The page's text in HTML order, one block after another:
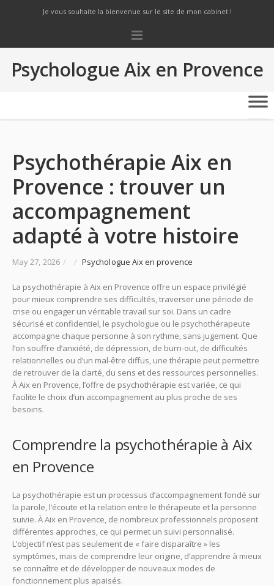
Je vous souhaite la bienvenue sur le site de mon cabinet !
Psychologue Aix en Provence
Psychothérapie Aix en
Provence : trouver un
accompagnement
adapté à votre histoire
May 27, 2026 / / Psychologue Aix en provence
La psychothérapie à Aix en Provence offre un espace privilégié
pour mieux comprendre ses difficultés, traverser une période de
crise ou engager un véritable travail sur soi. Dans un cadre
sécurisé et confidentiel, le psychologue ou le psychothérapeute
accompagne chaque personne à son rythme, sans jugement. Que
l’on souffre d’anxiété, de dépression, de burn-out, de difficultés
relationnelles ou d’un mal-être diffus, une thérapie peut permettre
de retrouver de la clarté, du sens et des ressources personnelles.
À Aix en Provence, l’offre de psychothérapie est variée, ce qui
facilite le choix d’un accompagnement au plus proche de ses
besoins.
Comprendre la psychothérapie à Aix
en Provence
La psychothérapie est un processus d’accompagnement fondé sur
la parole, l’écoute et la relation entre le thérapeute et la personne
suivie. À Aix en Provence, de nombreux professionnels proposent
différentes approches, ce qui permet un suivi personnalisé.
L’objectif n’est pas seulement de « faire disparaître » les
symptômes, mais de comprendre leur origine, d’apprendre à mieux
se connaître et de développer de nouveaux modes de
fonctionnement plus apaisés.